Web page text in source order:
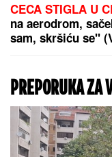
CECA STIGLA U
na aerodrom,
sam, skršiću se"
PREPORUKA ZA